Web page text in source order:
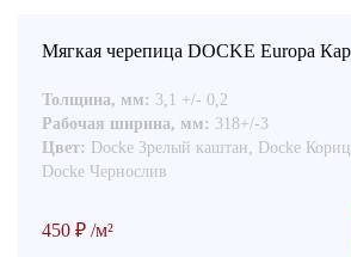
Мягкая черепица DOCKE Europa
Толщина, мм: 3,1 +/- 0,2
Рабочая ширина, мм: 318+/-3
Цвет: Docke Зрелый каштан, Docke
Docke Чернослив
450 ₽ /м²